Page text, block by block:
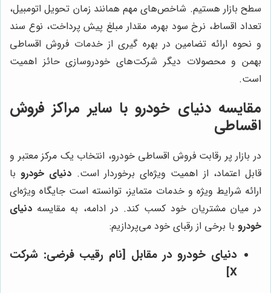
سطح بازار هستیم. شاخص‌های مهم همانند زمان تحویل اتومبیل،
تعداد اقساط، نرخ سود بهره، مقدار مبلغ پیش پرداخت، نوع سند
و نحوه ارائه تضامین در بهره گیری از خدمات فروش اقساطی
بهمن و محصولات دیگر شرکت‌های خودروسازی حائز اهمیت
است.
مقایسهدنیای خودرو با سایر مراکز فروش
اقساطی
در بازار پر رقابت فروش اقساطی خودرو، انتخاب یک مرکز معتبر و
قابل اعتماد، از اهمیت ویژه‌ای برخوردار است. دنیای خودروبا
ارائه شرایط ویژه و خدمات متمایز، توانسته است جایگاه ویژه‌ای
در میان مشتریان خود کسب کند. در ادامه، به مقایسه دنیای
خودرو با برخی از رقبای خود می‌پردازیم:
دنیای خودرو در مقابل [نام رقیب فرضی: شرکت
X]